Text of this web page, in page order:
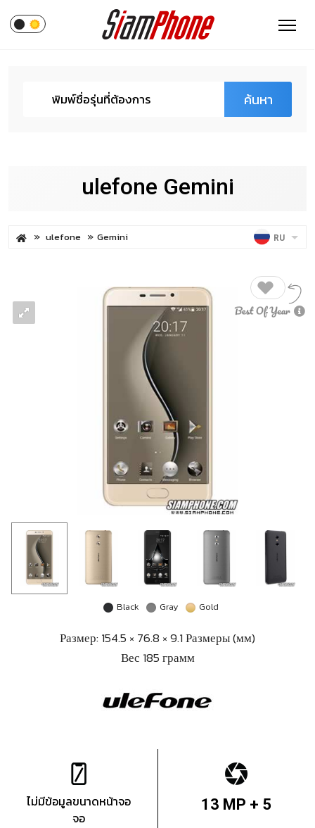
ค้นหา
ulefone Gemini
ulefone Gemini RU
Black Gray Gold
Размер: 154.5 × 76.8 × 9.1 Размеры (мм)
Вес 185 грамм
ไม่มีข้อมูลขนาดหน้าจอ
จอ
13 MP + 5